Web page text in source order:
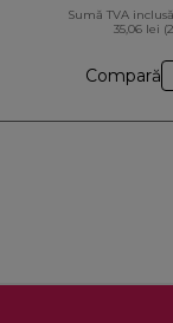
Sumă TVA
35,06 lei
Compară